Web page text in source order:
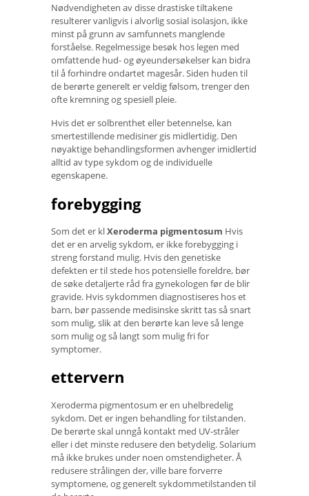
Nødvendigheten av disse drastiske tiltakene
resulterer vanligvis i alvorlig sosial isolasjon, ikke
minst på grunn av samfunnets manglende
forståelse. Regelmessige besøk hos legen med
omfattende hud- og øyeundersøkelser kan bidra
til å forhindre ondartet magesår. Siden huden til
de berørte generelt er veldig følsom, trenger den
ofte kremning og spesiell pleie.
Hvis det er solbrenthet eller betennelse, kan
smertestillende medisiner gis midlertidig. Den
nøyaktige behandlingsformen avhenger imidlertid
alltid av type sykdom og de individuelle
egenskapene.
forebygging
Som det er klXeroderma pigmentosum Hvis
det er en arvelig sykdom, er ikke forebygging i
streng forstand mulig. Hvis den genetiske
defekten er til stede hos potensielle foreldre, bør
de søke detaljerte råd fra gynekologen før de blir
gravide. Hvis sykdommen diagnostiseres hos et
barn, bør passende medisinske skritt tas så snart
som mulig, slik at den berørte kan leve så lenge
som mulig og så langt som mulig fri for
symptomer.
ettervern
Xeroderma pigmentosum er en uhelbredelig
sykdom. Det er ingen behandling for tilstanden.
De berørte skal unngå kontakt med UV-stråler
eller i det minste redusere den betydelig. Solarium
må ikke brukes under noen omstendigheter. Å
redusere strålingen der, ville bare forverre
symptomene, og generelt sykdommetilstanden til